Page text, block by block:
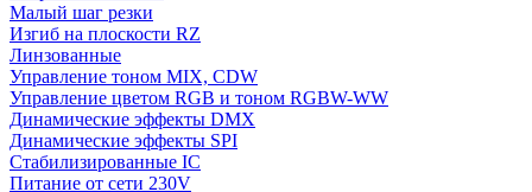
Малый шаг резки
Изгиб на плоскости RZ
Линзованные
Управление тоном MIX, CDW
Управление цветом RGB и тоном RGBW-WW
Динамические эффекты DMX
Динамические эффекты SPI
Стабилизированные IC
Питание от сети 230V